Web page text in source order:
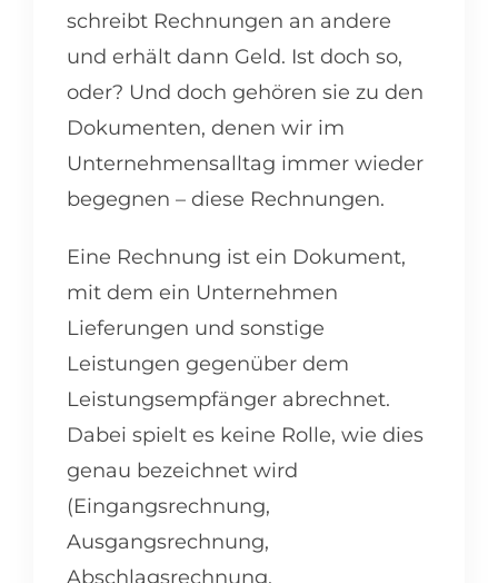
schreibt Rechnungen an andere
und erhält dann Geld. Ist doch so,
oder? Und doch gehören sie zu den
Dokumenten, denen wir im
Unternehmensalltag immer wieder
begegnen – diese Rechnungen.
Eine Rechnung ist ein Dokument,
mit dem ein Unternehmen
Lieferungen und sonstige
Leistungen gegenüber dem
Leistungsempfänger abrechnet.
Dabei spielt es keine Rolle, wie dies
genau bezeichnet wird
(Eingangsrechnung,
Ausgangsrechnung,
Abschlagsrechnung,